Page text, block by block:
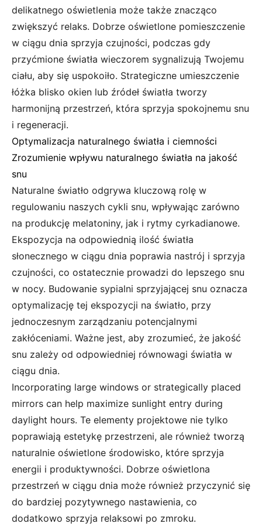
delikatnego oświetlenia może także znacząco
zwiększyć relaks. Dobrze oświetlone pomieszczenie
w ciągu dnia sprzyja czujności, podczas gdy
przyćmione światła wieczorem sygnalizują Twojemu
ciału, aby się uspokoiło. Strategiczne umieszczenie
łóżka blisko okien lub źródeł światła tworzy
harmonijną przestrzeń, która sprzyja spokojnemu snu
i regeneracji.
Optymalizacja naturalnego światła i ciemności
Zrozumienie wpływu naturalnego światła na jakość
snu
Naturalne światło odgrywa kluczową rolę w
regulowaniu naszych cykli snu, wpływając zarówno
na produkcję melatoniny, jak i rytmy cyrkadianowe.
Ekspozycja na odpowiednią ilość światła
słonecznego w ciągu dnia poprawia nastrój i sprzyja
czujności, co ostatecznie prowadzi do lepszego snu
w nocy. Budowanie sypialni sprzyjającej snu oznacza
optymalizację tej ekspozycji na światło, przy
jednoczesnym zarządzaniu potencjalnymi
zakłóceniami. Ważne jest, aby zrozumieć, że jakość
snu zależy od odpowiedniej równowagi światła w
ciągu dnia.
Incorporating large windows or strategically placed
mirrors can help maximize sunlight entry during
daylight hours. Te elementy projektowe nie tylko
poprawiają estetykę przestrzeni, ale również tworzą
naturalnie oświetlone środowisko, które sprzyja
energii i produktywności. Dobrze oświetlona
przestrzeń w ciągu dnia może również przyczynić się
do bardziej pozytywnego nastawienia, co
dodatkowo sprzyja relaksowi po zmroku.